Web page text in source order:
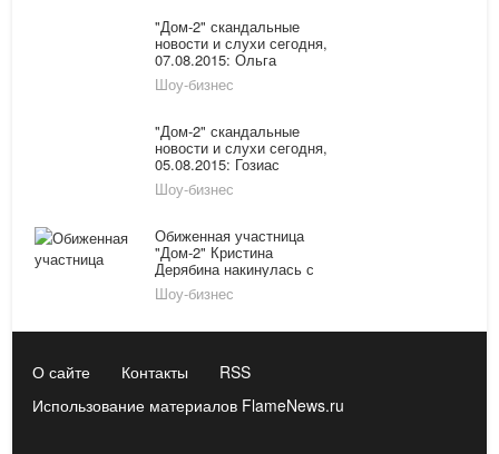
Илья Григоренко вернулся
"Дом-2" скандальные
новости и слухи сегодня,
07.08.2015: Ольга
Васильевна продолжает
скандалить на проекте,
проект в массовом
порядке
Шоу-бизнес
"Дом-2" скандальные
новости и слухи сегодня,
05.08.2015: Гозиас
ревнует Илью к Насте,
стала известна цель
Жемчугова
Шоу-бизнес
Обиженная участница
"Дом-2" Кристина
Дерябина накинулась с
тумаками на Евгения
Руднева
Шоу-бизнес
О сайте Контакты
RSS
Использование материалов FlameNews.ru